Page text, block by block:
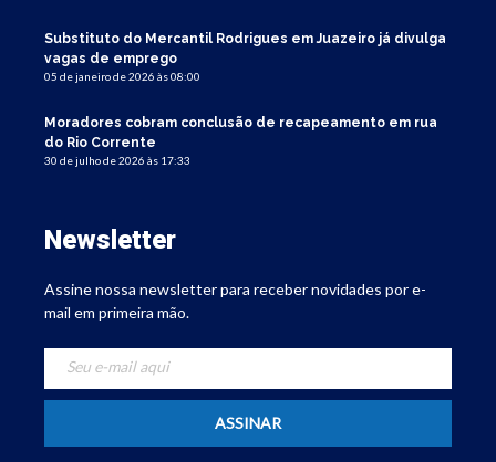
Substituto do Mercantil Rodrigues em Juazeiro já divulga
vagas de emprego
05 de janeiro de 2026 às 08:00
Moradores cobram conclusão de recapeamento em rua
do Rio Corrente
30 de julho de 2026 às 17:33
Newsletter
Assine nossa newsletter para receber novidades por e-
mail em primeira mão.